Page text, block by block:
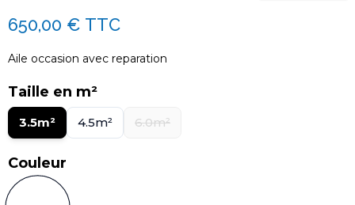
650,00 € TTC
Aile occasion avec reparation
Taille en m²
3.5m² 4.5m² 6.0m²
Couleur